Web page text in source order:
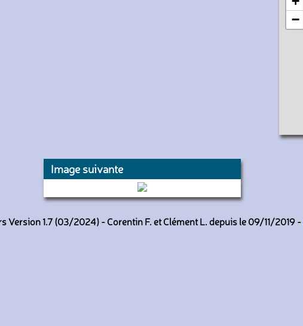
−
Image suivante
10472 (Keolis Lille Métropole)
Version 1.7 (03/2024) - Corentin F. et Clément L. depuis le 09/11/2019 -